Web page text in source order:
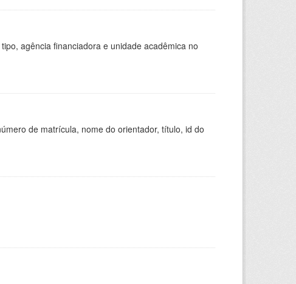
agência financiadora e unidade acadêmica no
de matrícula, nome do orientador, título, id do